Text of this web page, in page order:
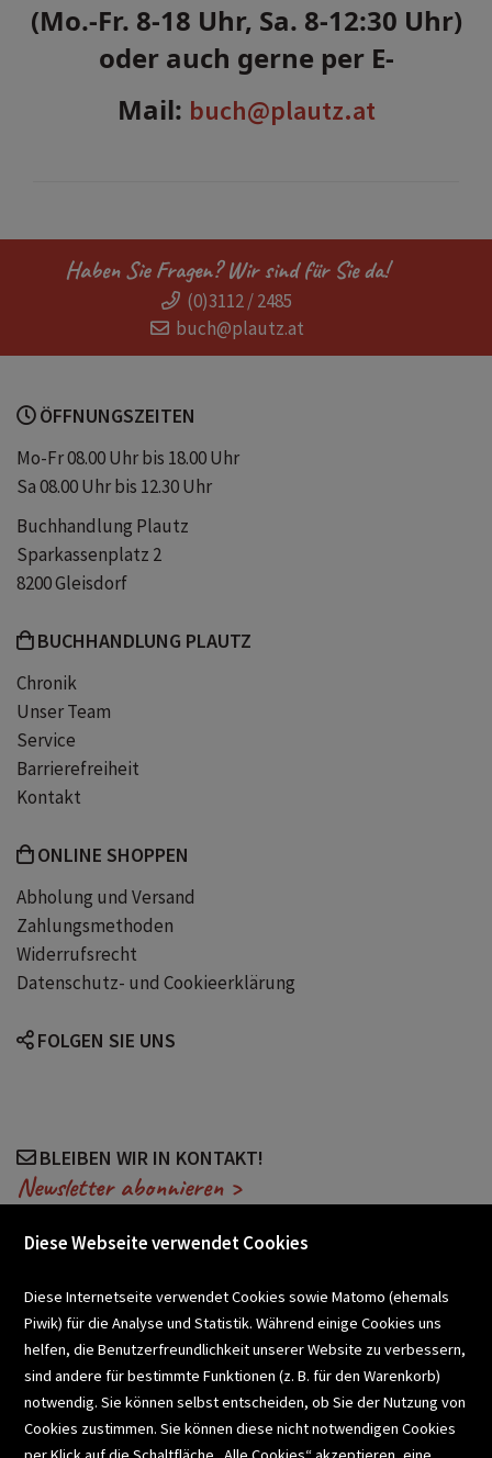
(Mo.-Fr. 8-18 Uhr, Sa. 8-12:30 Uhr)
oder auch gerne per E-
Mail: buch@plautz.at
Haben Sie Fragen? Wir sind für Sie da!
(0)3112 / 2485
buch@plautz.at
ÖFFNUNGSZEITEN
Mo-Fr 08.00 Uhr bis 18.00 Uhr
Sa 08.00 Uhr bis 12.30 Uhr
Buchhandlung Plautz
Sparkassenplatz 2
8200 Gleisdorf
BUCHHANDLUNG PLAUTZ
Chronik
Unser Team
Service
Barrierefreiheit
Kontakt
ONLINE SHOPPEN
Abholung und Versand
Zahlungsmethoden
Widerrufsrecht
Datenschutz- und Cookieerklärung
FOLGEN SIE UNS
BLEIBEN WIR IN KONTAKT!
Newsletter abonnieren >
SCHULBUCHSERVICE
BUCHEMPFEHLUNGEN
Diese Webseite verwendet Cookies
Diese Internetseite verwendet Cookies sowie Matomo (ehemals
Piwik) für die Analyse und Statistik. Während einige Cookies uns
helfen, die Benutzerfreundlichkeit unserer Website zu verbessern,
sind andere für bestimmte Funktionen (z. B. für den Warenkorb)
notwendig. Sie können selbst entscheiden, ob Sie der Nutzung von
Cookies zustimmen. Sie können diese nicht notwendigen Cookies